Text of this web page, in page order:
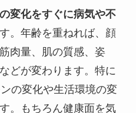
変化をすぐに病気や不
。年齢を重ねれば、顔
肉量、肌の質感、姿
どが変わります。特に
の変化や生活環境の変
。もちろん健康面を気